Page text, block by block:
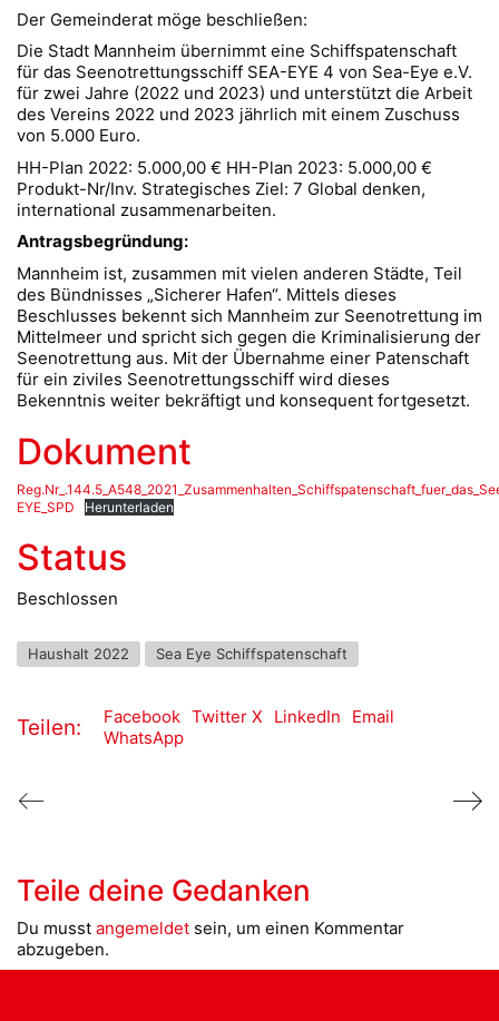
Der Gemeinderat möge beschließen:
Die Stadt Mannheim übernimmt eine Schiffspatenschaft
für das Seenotrettungsschiff SEA-EYE 4 von Sea-Eye e.V.
für zwei Jahre (2022 und 2023) und unterstützt die Arbeit
des Vereins 2022 und 2023 jährlich mit einem Zuschuss
von 5.000 Euro.
HH-Plan 2022: 5.000,00 € HH-Plan 2023: 5.000,00 €
Produkt-Nr/Inv. Strategisches Ziel: 7 Global denken,
international zusammenarbeiten.
Antragsbegründung:
Mannheim ist, zusammen mit vielen anderen Städte, Teil
des Bündnisses „Sicherer Hafen“. Mittels dieses
Beschlusses bekennt sich Mannheim zur Seenotrettung im
Mittelmeer und spricht sich gegen die Kriminalisierung der
Seenotrettung aus. Mit der Übernahme einer Patenschaft
für ein ziviles Seenotrettungsschiff wird dieses
Bekenntnis weiter bekräftigt und konsequent fortgesetzt.
Dokument
EYE_SPD
Herunterladen
Status
Beschlossen
Haushalt 2022 Sea Eye Schiffspatenschaft
Teilen: Facebook Twitter X LinkedIn
Email
WhatsApp
Teile deine Gedanken
Du musst angemeldet sein, um einen Kommentar
abzugeben.